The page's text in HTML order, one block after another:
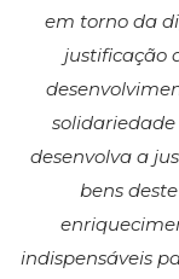
em torno da
justificação
desenvolva a
bens
indispensáveis